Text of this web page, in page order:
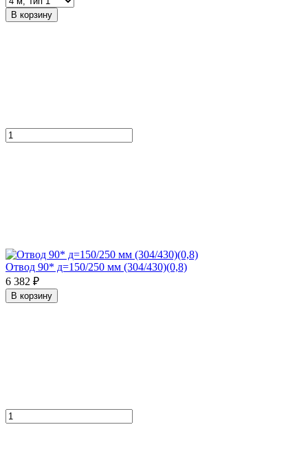
В корзину
Отвод 90* д=150/250 мм (304/430)(0,8)
6 382 ₽
В корзину